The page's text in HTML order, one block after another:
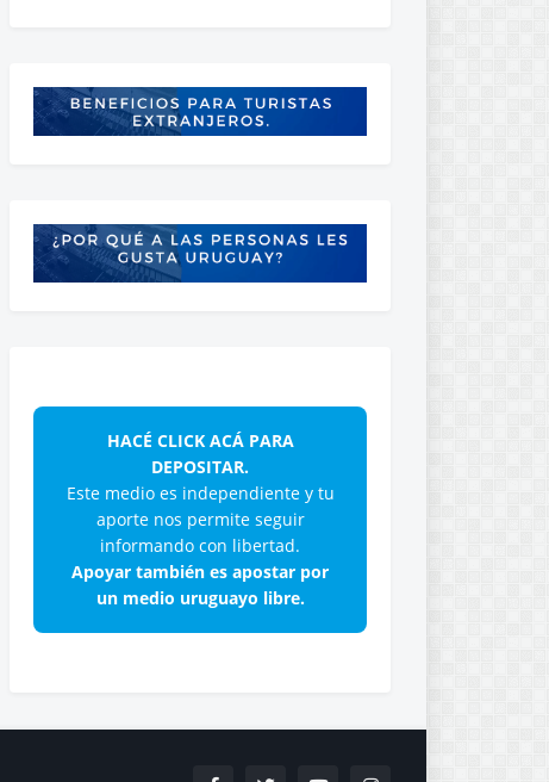
HACÉ CLICK ACÁ PARA
DEPOSITAR.
Este medio es independiente y tu
aporte nos permite seguir
informando con libertad.
Apoyar también es apostar por
un medio uruguayo libre.